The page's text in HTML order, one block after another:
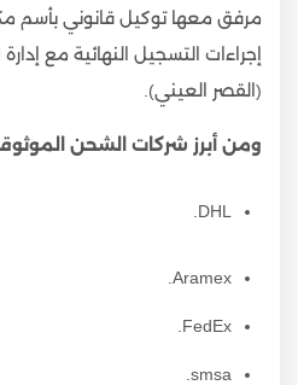
مرفق معها توكيل قانوني بأسم
إجراءات التسجيل النهائية مع
(القصر العيني).
ومن أبرز شركات الشحن
DHL.
Aramex.
FedEx.
smsa.